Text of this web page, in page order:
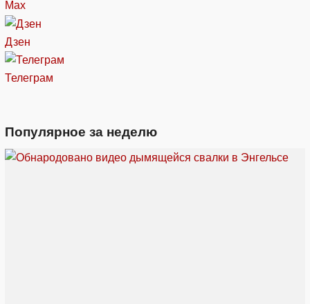
Max
Дзен
Телеграм
Популярное за неделю